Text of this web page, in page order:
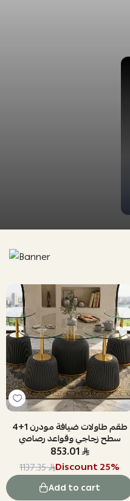
طقم طاولات ضيافة مودرن 1+4
سطح زجاجي وقواعد رصاصي
853.01
1137.35 Discount25%
Add to cart